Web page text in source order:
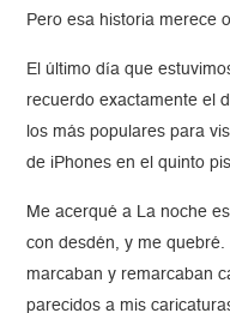
Pero esa historia merece
El último día que
recuerdo exactamente el
los más populares para
de iPhones en el quinto
Me acerqué a La noche
con desdén, y me
marcaban y remarcaban
parecidos a mis